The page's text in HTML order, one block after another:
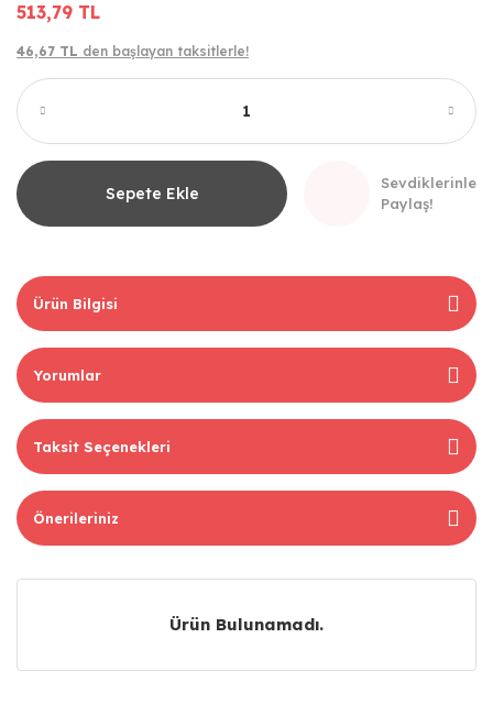
513,79 TL
46,67 TL den başlayan taksitlerle!
Sepete Ekle
Sevdiklerinle
Paylaş!
Ürün Bilgisi
Yorumlar
Taksit Seçenekleri
Önerileriniz
Ürün Bulunamadı.